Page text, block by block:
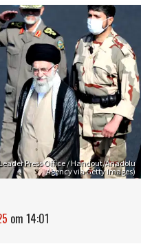
Press Office / Handout/Anadolu
Agency via Getty Images)
om 14:01